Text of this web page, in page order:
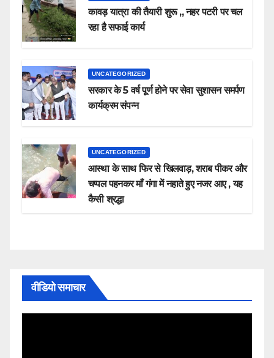
कावड़ यात्रा की तैयारी शुरू ,, नहर पटरी पर चल
रहा है सफाई कार्य
UNCATEGORIZED
सरकार के 5 वर्ष पूर्ण होने पर सेवा सुशासन समर्पण
कार्यक्रम संपन्न
UNCATEGORIZED
आस्था के साथ फिर से खिलवाड़, शराब पीकर और
चप्पल पहनकर माँ गंगा में नहाते हुए नजर आए , यह
कैसी श्रद्धा
वीडियो समाचार